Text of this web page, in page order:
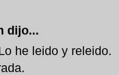
dijo...
he leido y releido.